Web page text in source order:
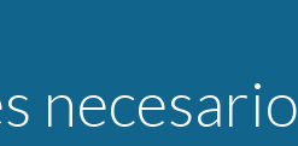
necesario